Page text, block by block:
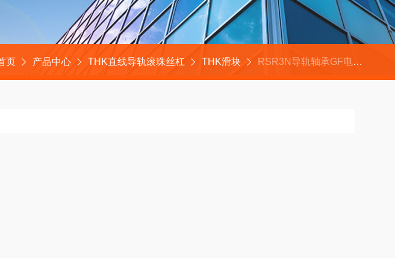
页 产品中心 THK直线导轨滚珠丝杠 THK滑块 RSR3N导轨轴承GF电火花成型机床微精加工用滑块GSR25T-R